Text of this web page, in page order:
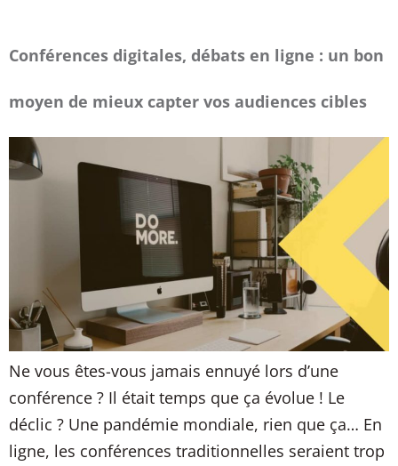
Conférences digitales, débats en ligne : un bon
moyen de mieux capter vos audiences cibles
Ne vous êtes-vous jamais ennuyé lors d’une
conférence ? Il était temps que ça évolue ! Le
déclic ? Une pandémie mondiale, rien que ça… En
ligne, les conférences traditionnelles seraient trop